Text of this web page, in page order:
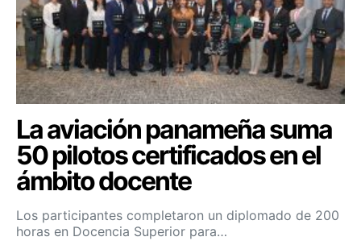
La aviación panameña suma
50 pilotos certificados en el
ámbito docente
Los participantes completaron un diplomado de 200
horas en Docencia Superior para…